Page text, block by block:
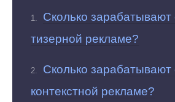
Сколько
тизерной рекламе?
Сколько зарабатывают
контекстной рекламе?